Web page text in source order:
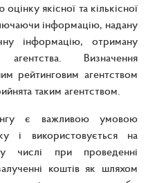
якісної та кількісної
інформацію, надану
інформацію, отриману
агентства. Визначення
рейтинговим агентством
таким агентством.
є важливою умовою
і використовується на
числі при проведенні
коштів як шляхом